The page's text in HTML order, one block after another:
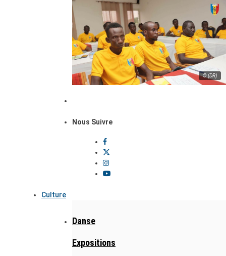
© (DR)
Nous Suivre
Culture
Danse
Expositions